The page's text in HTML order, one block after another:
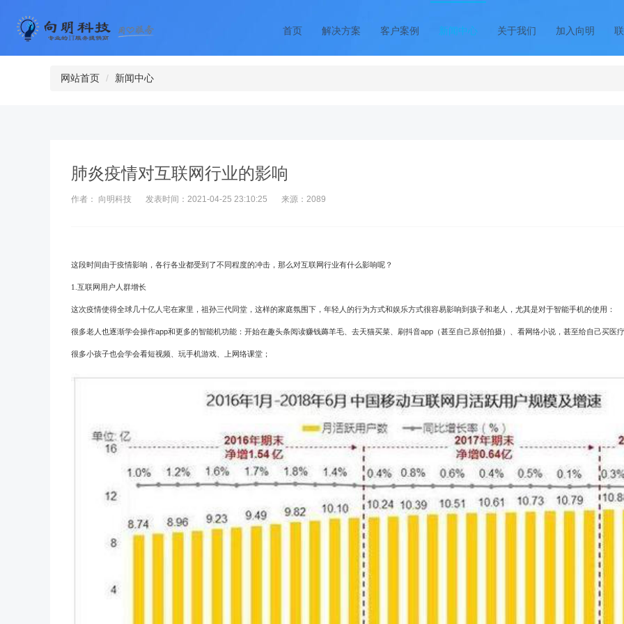
首页 解决方案 客户案例 新闻中心 关于我们 加入向明
网站首页 新闻中心
肺炎疫情对互联网行业的影响
作者： 向明科技 发表时间：2021-04-25 23:10:25 来源：2089
这段时间由于疫情影响，各行各业都受到了不同程度的冲击，那么对互联网行业有什么影响呢？
1. 互联网用户人群增长
这次疫情使得全球几十亿人宅在家里，祖孙三代同堂，这样的家庭氛围下，年轻人的行为方式和娱乐方式很容易影响到孩子和老人，尤其是对于智能手机的使用：
很多老人也逐渐学会操作app和更多的智能机功能：开始在趣头条阅读赚钱薅羊毛、去天猫买菜、刷抖音app （甚至自己原创拍摄）、看网络小说，甚至给自己买医
很多小孩子也会学会看短视频、 玩手机游戏、上网络课堂 ；